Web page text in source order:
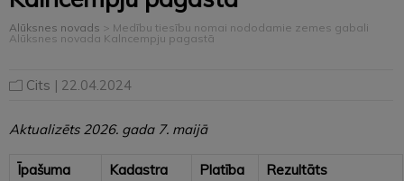
Alūksnes novads > Medību tiesību nomai nododamie zemes gabali
Alūksnes novada Kalncempju pagastā
Cits | 22.04.2024
Aktualizēts 2026. gada 7. maijā
Īpašuma
Kadastra
Platība Rezultāts